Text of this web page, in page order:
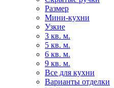
Размер
Мини-кухни
Узкие
3 кв. м.
5 кв. м.
6 кв. м.
9 кв. м.
Все для кухни
Варианты отделки